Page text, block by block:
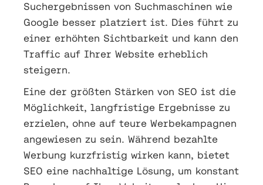
Suchergebnissen von Suchmaschinen wie
Google besser platziert ist. Dies führt zu
einer erhöhten Sichtbarkeit und kann den
Traffic auf Ihrer Website erheblich
steigern.
Eine der größten Stärken von SEO ist die
Möglichkeit, langfristige Ergebnisse zu
erzielen, ohne auf teure Werbekampagnen
angewiesen zu sein. Während bezahlte
Werbung kurzfristig wirken kann, bietet
SEO eine nachhaltige Lösung, um konstant